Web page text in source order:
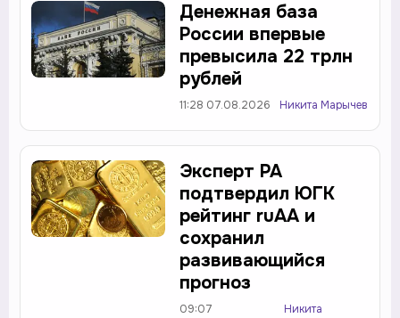
Денежная база
России впервые
превысила 22 трлн
рублей
11:28 07.08.2026 Никита Марычев
Эксперт РА
подтвердил ЮГК
рейтинг ruАА и
сохранил
развивающийся
прогноз
09:07
Никита